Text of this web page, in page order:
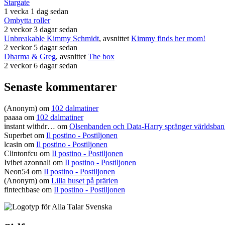
Stargate
1 vecka 1 dag sedan
Ombytta roller
2 veckor 3 dagar sedan
Unbreakable Kimmy Schmidt, avsnittetKimmy finds her mom!
2 veckor 5 dagar sedan
Dharma & Greg, avsnittetThe box
2 veckor 6 dagar sedan
Senaste kommentarer
(Anonym) om 102 dalmatiner
paaaa om 102 dalmatiner
instant withdr… om Olsenbanden och Data-Harry spränger
Superbet om Il postino - Postiljonen
lcasin om Il postino - Postiljonen
Clintonfcu om Il postino - Postiljonen
Ivibet azonnali om Il postino - Postiljonen
Neon54 om Il postino - Postiljonen
(Anonym) om Lilla huset på prärien
fintechbase om Il postino - Postiljonen